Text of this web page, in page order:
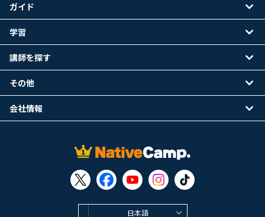
日本語
ガイド
学習
講師を探す
その他
会社情報